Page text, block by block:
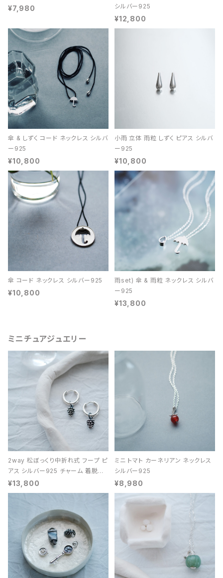
¥7,980
シルバー925
¥12,800
傘 & しずく コード ネックレス シルバ
ー925
¥10,800
小雨 立体 雨粒 しずく ピアス シルバ
ー925
¥10,800
傘 コード ネックレス シルバー925
¥10,800
雨set) 傘 & 雨粒 ネックレス シルバ
ー925
¥13,800
ミニチュアジュエリー
2way 松ぼっくり中折れ式 フープ ピ
アス シルバー925 チャーム 着脱可
能 レディース ユニセックス
¥13,800
ミニ トマト カーネリアン ネックレス
シルバー925
¥8,980